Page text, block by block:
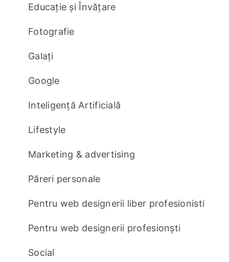
Educație și Învățare
Fotografie
Galați
Google
Inteligență Artificială
Lifestyle
Marketing & advertising
Păreri personale
Pentru web designerii liber profesionisti
Pentru web designerii profesionști
Social